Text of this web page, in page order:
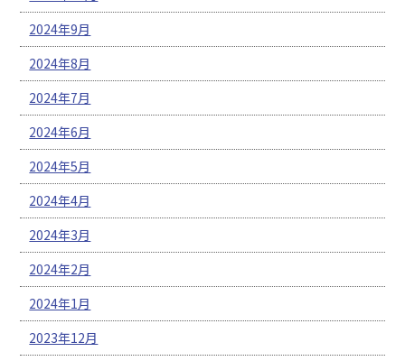
2024年9月
2024年8月
2024年7月
2024年6月
2024年5月
2024年4月
2024年3月
2024年2月
2024年1月
2023年12月